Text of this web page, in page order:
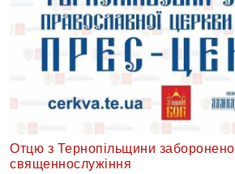
Отцю з Тернопільщини заборонено
священнослужіння